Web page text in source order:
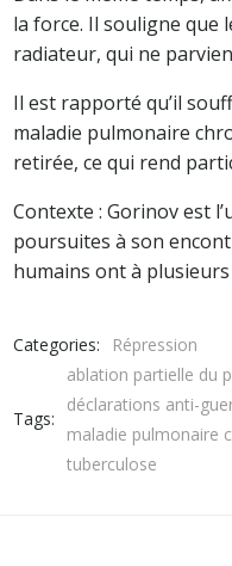
la force. Il souligne que
radiateur, qui ne
Il est rapporté qu’il
maladie pulmonaire
retirée, ce qui rend
Contexte : Gorinov est
poursuites à son
humains ont à
Categories: Répression
Tags:
ablation partielle du
déclarations anti-
maladie pulmonaire
tuberculose